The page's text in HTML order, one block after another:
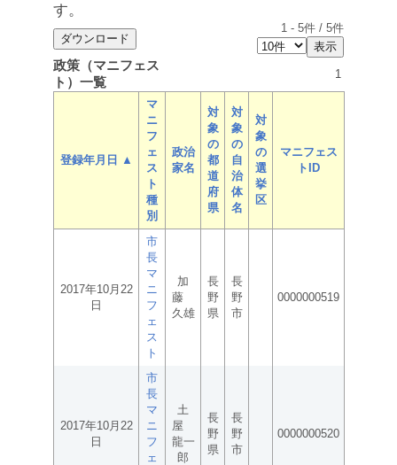
す。
1 - 5件 / 5件
政策（マニフェス
ト）一覧
1
登録年月日 ▲
マ
ニ
フ
ェ
ス
ト
種
別
政治
家名
対
象
の
都
道
府
県
対
象
の
自
治
体
名
対
象
の
選
挙
区
マニフェス
トID
2017年10月22
日
市
長
マ
ニ
フ
ェ
ス
ト
加
藤
久雄
長
野
県
長
野
市
0000000519
2017年10月22
日
市
長
マ
ニ
フ
ェ
土
屋
龍一
郎
長
野
県
長
野
市
0000000520